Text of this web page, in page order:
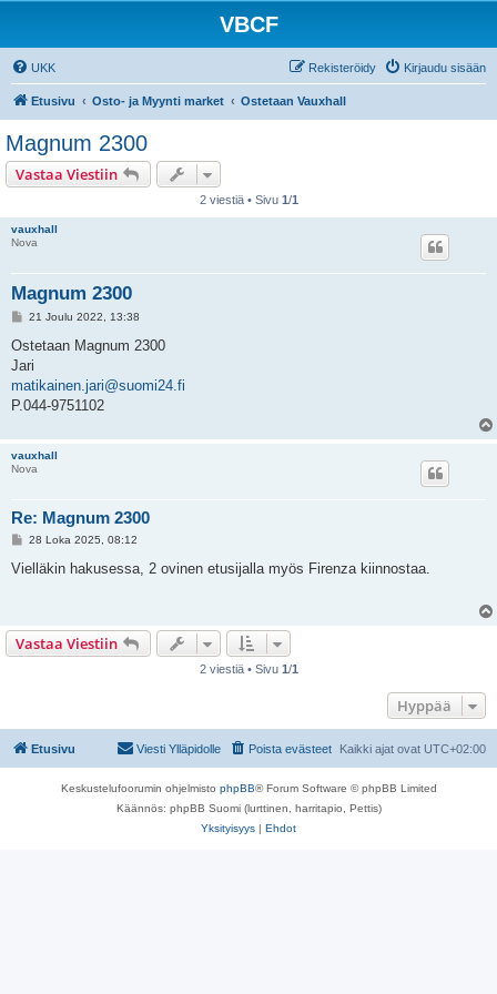
VBCF
UKK Kirjaudu sisään
Rekisteröidy
Etusivu Osto- ja Myynti market Ostetaan Vauxhall
Magnum 2300
Vastaa Viestiin
2 viestiä • Sivu 1/1
vauxhall
Nova
Magnum 2300
V
e
t
i
21 Joulu 2022, 13:38
Ostetaan Magnum 2300
Jari
matikainen.jari@suomi24.fi
P.044-9751102
vauxhall
Nova
Re: Magnum 2300
V
e
28 Loka 2025, 08:12
Vielläkin hakusessa, 2 ovinen etusijalla myös Firenza kiinnostaa.
Vastaa Viestiin
2 viestiä • Sivu 1/1
Hyppää
Etusivu Kaikki ajat ovat UTC+02:00
Poista evästeet
Viesti Ylläpidolle
Keskustelufoorumin ohjelmisto phpBB® Forum Software © phpBB Limited
Käännös: phpBB Suomi (lurttinen, harritapio, Pettis)
Yksityisyys | Ehdot